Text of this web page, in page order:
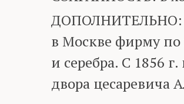
ДОПОЛНИТЕЛЬНО:
в Москве фирму по
и серебра. С 1856
двора цесаревича